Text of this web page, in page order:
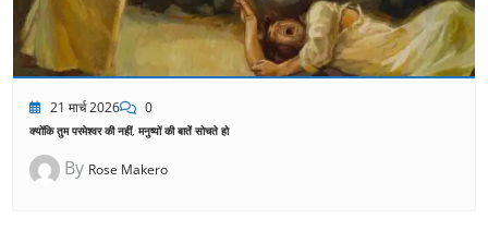
21 मार्च 2026 0
क्योंकि तुम परमेश्वर की नहीं, मनुष्यों की बातें सोचते हो
By Rose Makero